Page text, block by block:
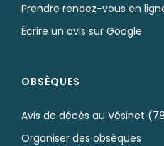
Prendre rendez-vous en
Écrire un avis sur Google
OBSÈQUES
Avis de décès au Vésinet
Organiser des obsèques